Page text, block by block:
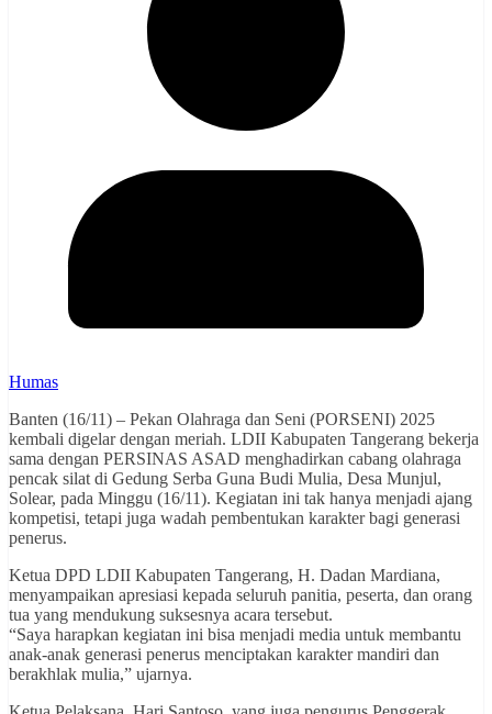
Humas
Banten (16/11) – Pekan Olahraga dan Seni (PORSENI) 2025
kembali digelar dengan meriah. LDII Kabupaten Tangerang bekerja
sama dengan PERSINAS ASAD menghadirkan cabang olahraga
pencak silat di Gedung Serba Guna Budi Mulia, Desa Munjul,
Solear, pada Minggu (16/11). Kegiatan ini tak hanya menjadi ajang
kompetisi, tetapi juga wadah pembentukan karakter bagi generasi
penerus.
Ketua DPD LDII Kabupaten Tangerang, H. Dadan Mardiana,
menyampaikan apresiasi kepada seluruh panitia, peserta, dan orang
tua yang mendukung suksesnya acara tersebut.
“Saya harapkan kegiatan ini bisa menjadi media untuk membantu
anak-anak generasi penerus menciptakan karakter mandiri dan
berakhlak mulia,” ujarnya.